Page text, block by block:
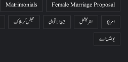
Female Marriage Proposal
Matrimonials
امریکا
انٹرنیشنل بین الاقوامی جھلس کر ہلاک
یو ایس اے